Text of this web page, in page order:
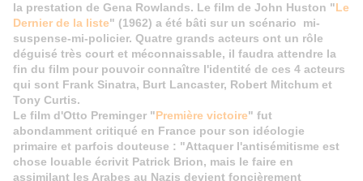
la prestation de Gena Rowlands. Le film de John Huston "Le
Dernier de la liste" (1962) a été bâti sur un scénario mi-
suspense-mi-policier. Quatre grands acteurs ont un rôle
déguisé très court et méconnaissable, il faudra attendre la
fin du film pour pouvoir connaître l'identité de ces 4 acteurs
qui sont Frank Sinatra, Burt Lancaster, Robert Mitchum et
Tony Curtis.
Le film d'Otto Preminger "Première victoire" fut
abondamment critiqué en France pour son idéologie
primaire et parfois douteuse : "Attaquer l'antisémitisme est
chose louable écrivit Patrick Brion, mais le faire en
assimilant les Arabes au Nazis devient foncièrement